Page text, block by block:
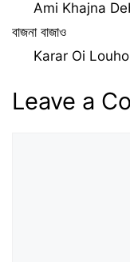
Ami Khajna
বাজনা বাজাও
Karar Oi Louho
Leave a